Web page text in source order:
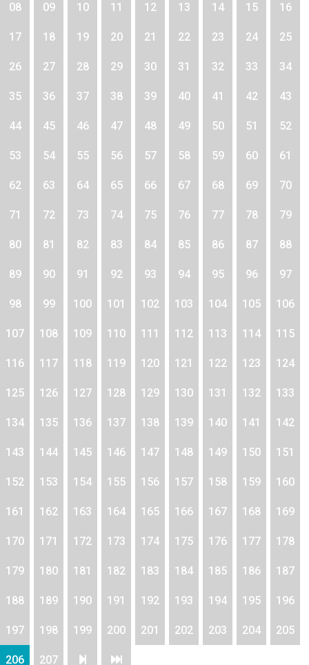
08 09 10 11 12 13 14 15 16
17 18 19 20 21 22 23 24 25
26 27 28 29 30 31 32 33 34
35 36 37 38 39 40 41 42 43
44 45 46 47 48 49 50 51 52
53 54 55 56 57 58 59 60 61
62 63 64 65 66 67 68 69 70
71 72 73 74 75 76 77 78 79
80 81 82 83 84 85 86 87 88
89 90 91 92 93 94 95 96 97
98 99 100 101 102 103 104 105 106
107 108 109 110 111 112 113 114 115
116 117 118 119 120 121 122 123 124
125 126 127 128 129 130 131 132 133
134 135 136 137 138 139 140 141 142
143 144 145 146 147 148 149 150 151
152 153 154 155 156 157 158 159 160
161 162 163 164 165 166 167 168 169
170 171 172 173 174 175 176 177 178
179 180 181 182 183 184 185 186 187
188 189 190 191 192 193 194 195 196
197 198 199 200 201 202 203 204 205
206 207